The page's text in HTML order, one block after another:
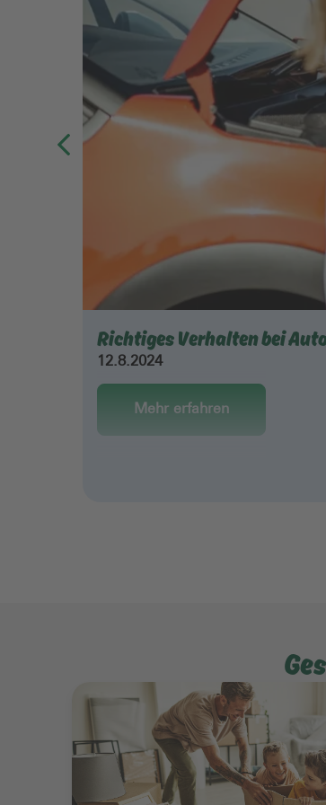
Richtiges Verhalten bei
12.8.2024
Mehr erfahren